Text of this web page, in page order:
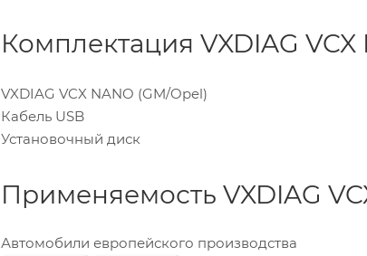
Комплектация VXDIAG
VXDIAG VCX NANO (GM/Opel)
Кабель USB
Установочный диск
Применяемость VXDIAG
Автомобили европейского производства